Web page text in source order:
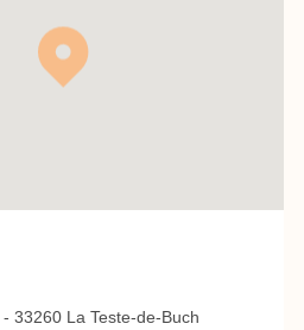
33260 La Teste-de-Buch